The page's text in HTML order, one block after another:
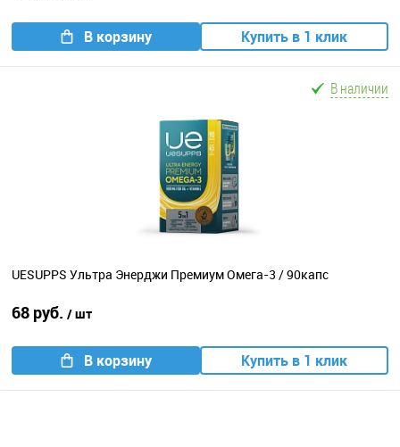
В корзину Купить в 1 клик
В наличии
UESUPPS Ультра Энерджи Премиум Омега-3 / 90капс
68 руб. / шт
В корзину Купить в 1 клик